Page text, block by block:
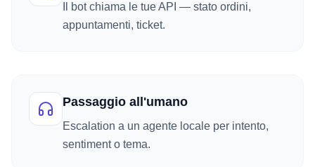
Il bot chiama le tue API — stato ordini,
appuntamenti, ticket.
Passaggio all'umano
Escalation a un agente locale per intento,
sentiment o tema.